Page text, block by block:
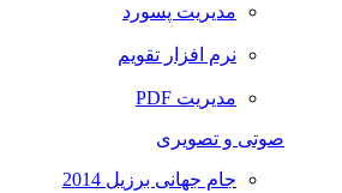
مدیریت پسورد
نرم افزار تقویم
مدیریت PDF
صوتی و تصویری
جام جهانی برزیل 2014